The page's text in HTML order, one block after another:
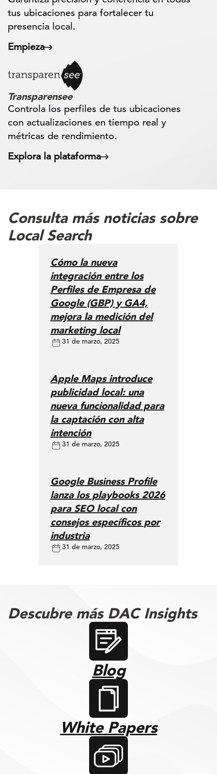
tus ubicaciones para fortalecer tu
presencia local.
Empieza
Transparensee
Controla los perfiles de tus ubicaciones
con actualizaciones en tiempo real y
métricas de rendimiento.
Explora la plataforma
Consulta más noticias sobre
Local Search
Cómo la nueva
integración entre los
Perfiles de Empresa de
Google (GBP) y GA4,
mejora la medición del
marketing local
31 de marzo, 2025
Apple Maps introduce
publicidad local: una
nueva funcionalidad para
la captación con alta
intención
31 de marzo, 2025
Google Business Profile
lanza los playbooks 2026
para SEO local con
consejos específicos por
industria
31 de marzo, 2025
Descubre más DAC Insights
Blog
White Papers